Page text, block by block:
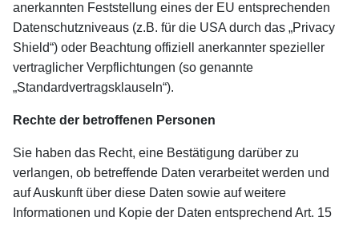
anerkannten Feststellung eines der EU entsprechenden
Datenschutzniveaus (z.B. für die USA durch das „Privacy
Shield“) oder Beachtung offiziell anerkannter spezieller
vertraglicher Verpflichtungen (so genannte
„Standardvertragsklauseln“).
Rechte der betroffenen Personen
Sie haben das Recht, eine Bestätigung darüber zu
verlangen, ob betreffende Daten verarbeitet werden und
auf Auskunft über diese Daten sowie auf weitere
Informationen und Kopie der Daten entsprechend Art. 15